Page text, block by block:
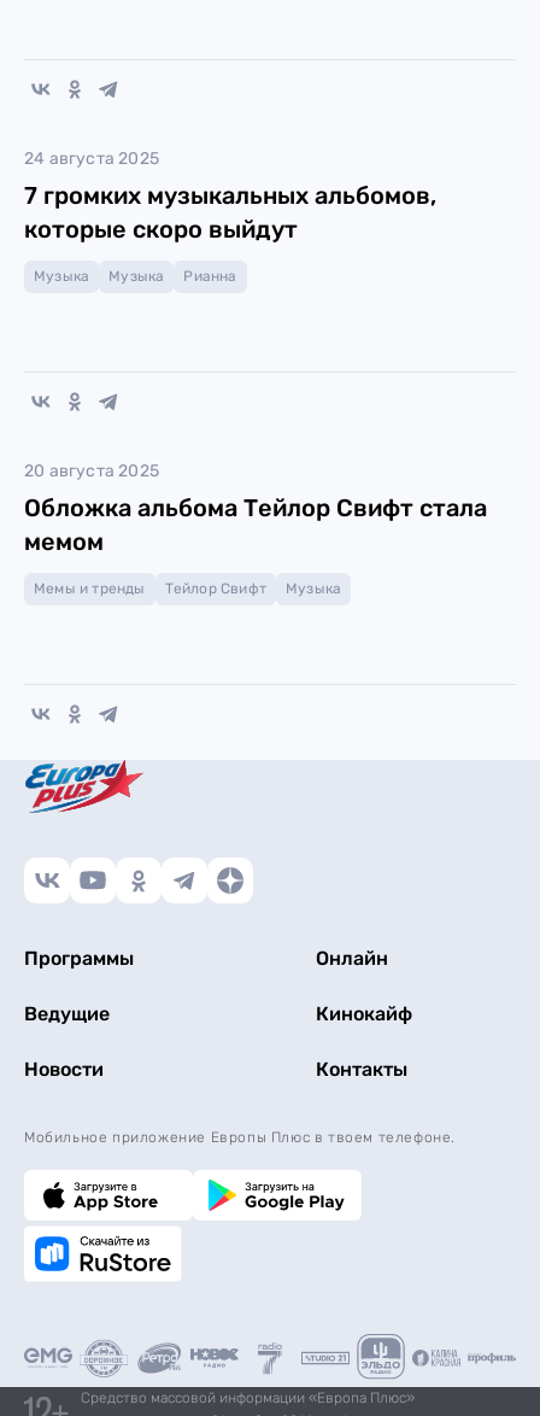
24 августа 2025
7 громких музыкальных альбомов,
которые скоро выйдут
Музыка Музыка Рианна
20 августа 2025
Обложка альбома Тейлор Свифт стала
мемом
Мемы и тренды Тейлор Свифт Музыка
Программы Онлайн
Ведущие Кинокайф
Новости Контакты
Мобильное приложение Европы Плюс в твоем телефоне.
Средство массовой информации «Европа Плюс»